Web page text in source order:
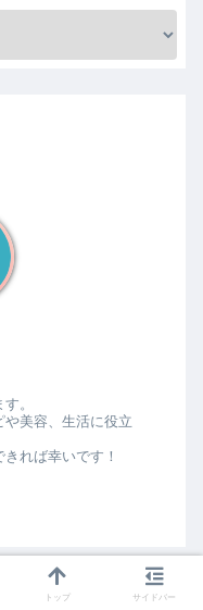
。
や美容、生活に役立
れば幸いです！
トップ サイドバー